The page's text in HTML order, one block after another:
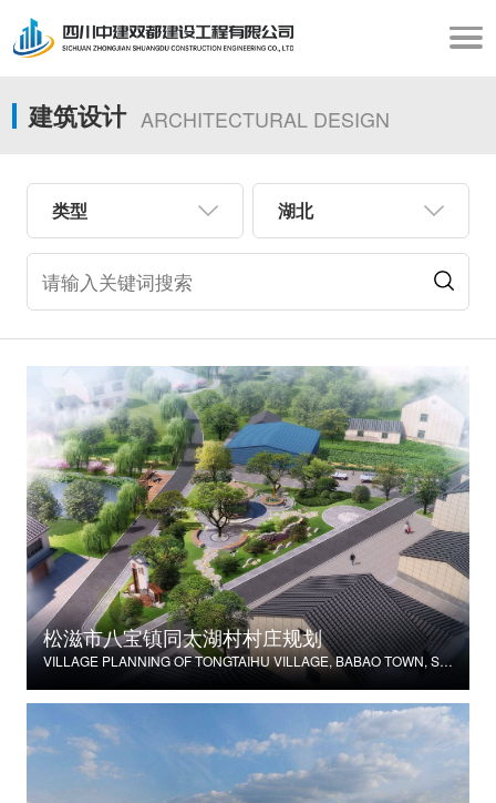
建筑设计 ARCHITECTURAL DESIGN
类型 湖北
松滋市八宝镇同太湖村村庄规划
VILLAGE PLANNING OF TONGTAIHU VILLAGE, BABAO TOWN, SONGZI CITY